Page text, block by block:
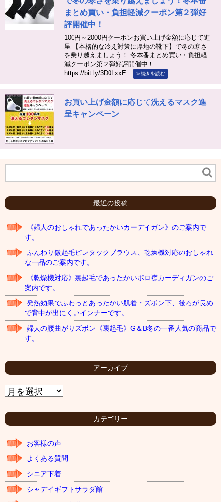
まとめ買い・負担軽減クーポン第２弾好
評開催中！
100円～2000円クーポンお買い上げ金額に応じて進
呈 【本格的な冷え対策に厚地の靴下】で冬の寒さ
を乗り越えましょう！ 冬本番まとめ買い・負担軽
減クーポン第２弾好評開催中！
https://bit.ly/3D0LxxE
≫続きを読む
お買い上げ金額に応じて洗えるマスク進
呈キャンペーン
最近の投稿
《婦人のおしゃれであったかいカーデイガン》のご案内で
す。
ふんわり微起毛ピンタックブラウス、乾燥機対応のおしゃれ
な一品のご案内です。
《乾燥機対応》裏起毛であったかいポロ襟カーディガンのご
案内です。
発熱効果でふわっとあったかい肌着・ズボン下、後ろが長め
で背中が出にくいインナーです。
婦人の腰曲がりズボン《裏起毛》G＆B冬の一番人気の商品で
す。
アーカイブ
ア
ー
イ
カテゴリー
お客様の声
よくある質問
シニア下着
シャデイギフトサラダ館